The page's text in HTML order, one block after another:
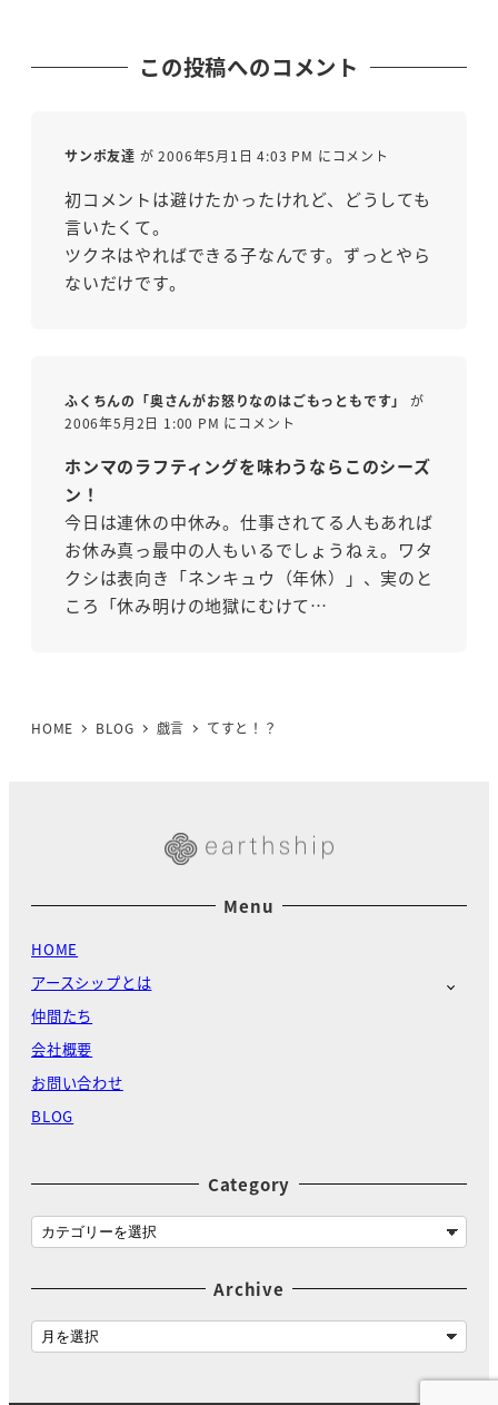
この投稿へのコメント
サンポ友達 が 2006年5月1日 4:03 PM にコメント
初コメントは避けたかったけれど、どうしても
言いたくて。
ツクネはやればできる子なんです。ずっとやら
ないだけです。
ふくちんの「奥さんがお怒りなのはごもっともです」
が
2006年5月2日 1:00 PM にコメント
ホンマのラフティングを味わうならこのシーズ
ン！
今日は連休の中休み。仕事されてる人もあれば
お休み真っ最中の人もいるでしょうねぇ。ワタ
クシは表向き「ネンキュウ（年休）」、実のと
ころ「休み明けの地獄にむけて…
HOME BLOG 戯言 てすと！？
Menu
HOME
アースシップとは
仲間たち
会社概要
お問い合わせ
BLOG
Category
a
g
o
y
Archive
r